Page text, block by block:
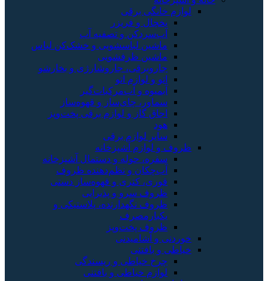
لوازم خانگی برقی
یخچال و فریزر
آب‌سردکن و تصفیه آب
ماشین لباسشویی و خشک‌کن لباس
ماشین ظرفشویی
جاروبرقی، جاروشارژی و بخارشو
اتو و لوازم اتو
آبمیوه و آب‌مرکبات‌گیر
سماور، چای‌ساز و قهوه‌ساز
اجاق گاز و لوازم برقی پخت‌وپز
هود
سایر لوازم برقی
ظروف و لوازم آشپزخانه
سفره، حوله و دستمال آشپزخانه
آب‌چکان و نظم‌دهنده ظروف
قوری، کتری و قهوه‌ساز دستی
ظروف سرو و پذیرایی
ظروف نگهدارنده، پلاستیکی و
یکبارمصرف
ظروف پخت‌وپز
خوردنی و آشامیدنی
خیاطی و بافتنی
چرخ خیاطی و ریسندگی
لوازم خیاطی و بافتنی